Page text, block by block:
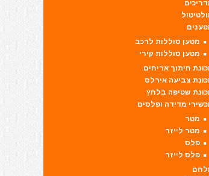
מטען סוללות לרכב
מטען סוללות קירי
חיתוך אריחים
צביעה אירלס
שטיפה בלחץ
מדידה ופלסים
מטר
מטר לייזר
פלס
פלס לייזר